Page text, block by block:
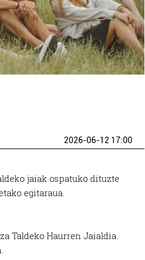
2026-06-12 17:00
jaiak ospatuko dituzte
egitaraua.
Taldeko Haurren Jaialdia.